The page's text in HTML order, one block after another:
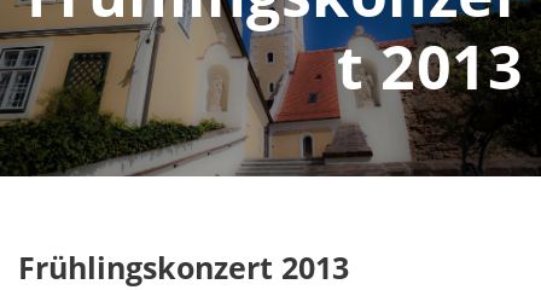
t 2013
Frühlingskonzert 2013